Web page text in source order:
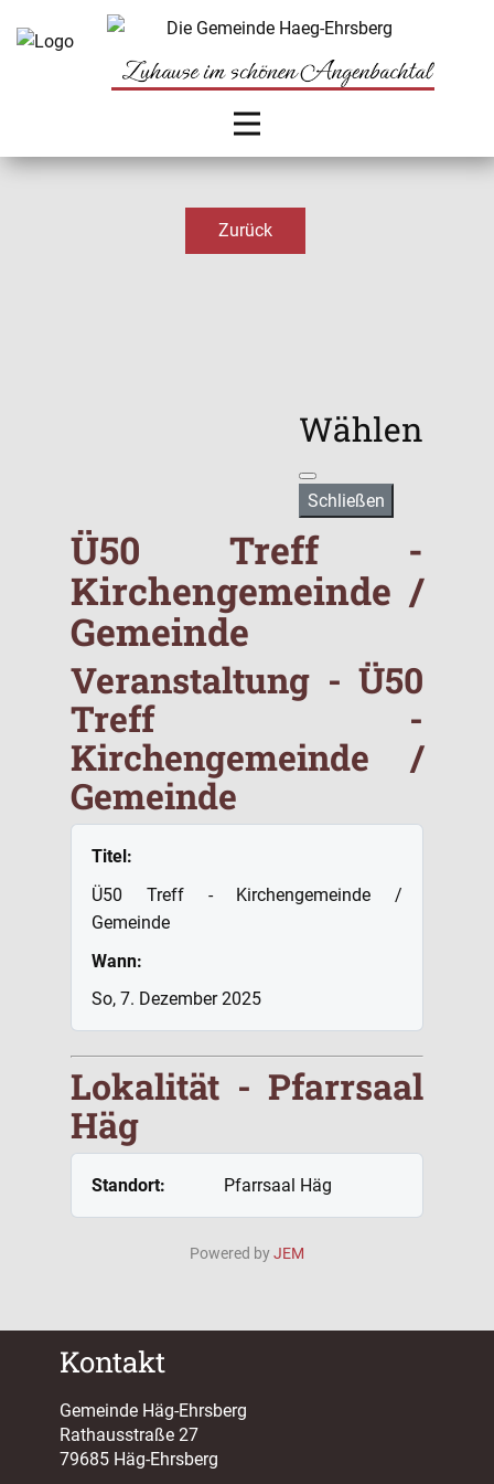
Zurück
Wählen
Schließen
Ü50 Treff -
Kirchengemeinde /
Gemeinde
Veranstaltung - Ü50
Treff -
Kirchengemeinde /
Gemeinde
Titel:
Ü50 Treff - Kirchengemeinde /
Gemeinde
Wann:
So, 7. Dezember 2025
Lokalität - Pfarrsaal
Häg
Standort: Pfarrsaal Häg
Powered byJEM
Kontakt
Gemeinde Häg-Ehrsberg
Rathausstraße 27
79685 Häg-Ehrsberg